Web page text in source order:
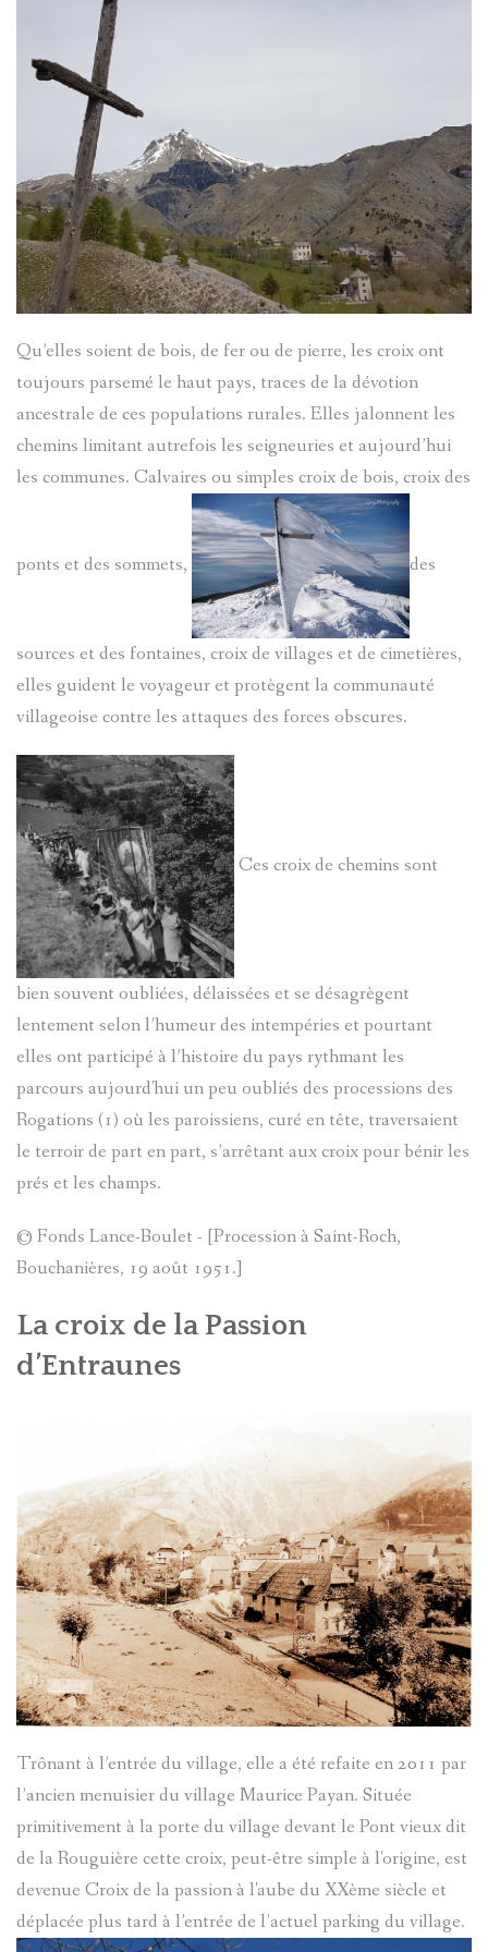
LE
VAL
SAINT-
MARTIN-
SINET
MARC-
PIERRE
MICHEL
MONNIER
SOLANGE
SYLVIE
RENÉE
BARRE
DE
CÉSAIRE
MOULINS
PIERRES-
DE
TÊTES
FABRIQUE
LE
DE
Qu’elles soient de bois, de fer ou de pierre, les croix ont
toujours parsemé le haut pays, traces de la dévotion
ancestrale de ces populations rurales. Elles jalonnent les
chemins limitant autrefois les seigneuries et aujourd’hui
les communes. Calvaires ou simples croix de bois, croix des
ponts et des sommets, des
sources et des fontaines, croix de villages et de cimetières,
elles guident le voyageur et protègent la communauté
villageoise contre les attaques des forces obscures.
Ces croix de chemins sont
bien souvent oubliées, délaissées et se désagrègent
lentement selon l’humeur des intempéries et pourtant
elles ont participé à l’histoire du pays rythmant les
parcours aujourd'hui un peu oubliés des processions des
Rogations (1) où les paroissiens, curé en tête, traversaient
le terroir de part en part, s’arrêtant aux croix pour bénir les
prés et les champs.
© Fonds Lance-Boulet - [Procession à Saint-Roch,
Bouchanières, 19 août 1951.]
La croix de la Passion
d’Entraunes
Trônant à l’entrée du village, elle a été refaite en 2011 par
l’ancien menuisier du village Maurice Payan. Située
primitivement à la porte du village devant le Pont vieux dit
de la Rouguière cette croix, peut-être simple à l'origine, est
devenue Croix de la passion à l'aube du XXème siècle et
déplacée plus tard à l’entrée de l’actuel parking du village.